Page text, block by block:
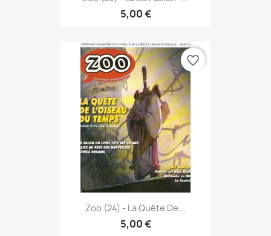
5,00 €
Zoo (24) - La Quête De...
5,00 €
favorite_border